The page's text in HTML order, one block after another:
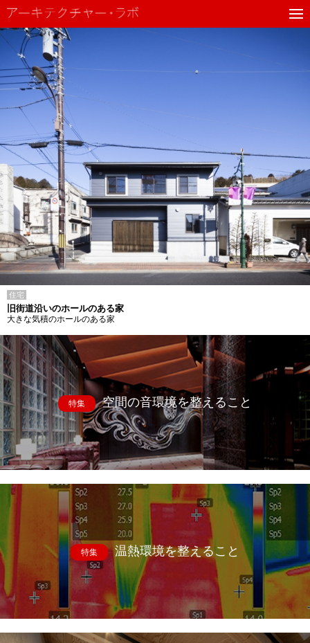
住宅
旧街道沿いのホールのある家
大きな気積のホールのある家
特集 空間の音環境を整えること
特集 温熱環境を整えること